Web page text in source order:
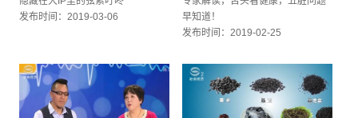
发布时间：2019-03-06
早知道！
发布时间：2019-02-25